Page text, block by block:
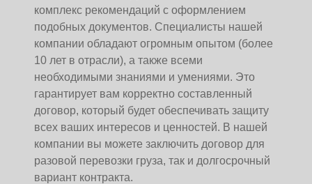
комплекс рекомендаций с оформлением
подобных документов. Специалисты нашей
компании обладают огромным опытом (более
10 лет в отрасли), а также всеми
необходимыми знаниями и умениями. Это
гарантирует вам корректно составленный
договор, который будет обеспечивать защиту
всех ваших интересов и ценностей. В нашей
компании вы можете заключить договор для
разовой перевозки груза, так и долгосрочный
вариант контракта.